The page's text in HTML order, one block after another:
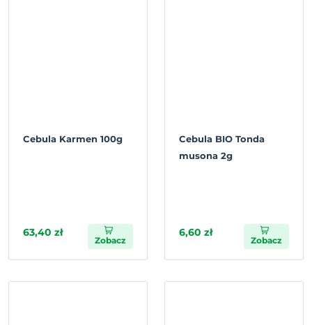
Cebula Karmen 100g
63,40 zł
Zobacz
Cebula BIO Tonda
musona 2g
6,60 zł
Zobacz